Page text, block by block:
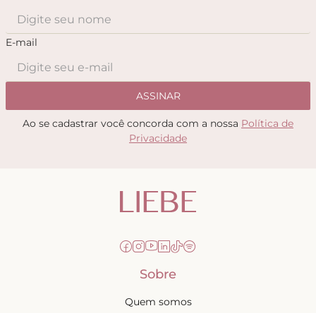
E-mail
ASSINAR
Ao se cadastrar você concorda com a nossa Política de
Privacidade
Sobre
Quem somos